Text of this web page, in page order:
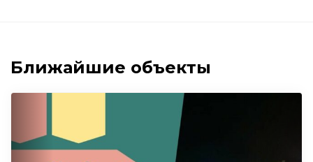
Ближайшие объекты